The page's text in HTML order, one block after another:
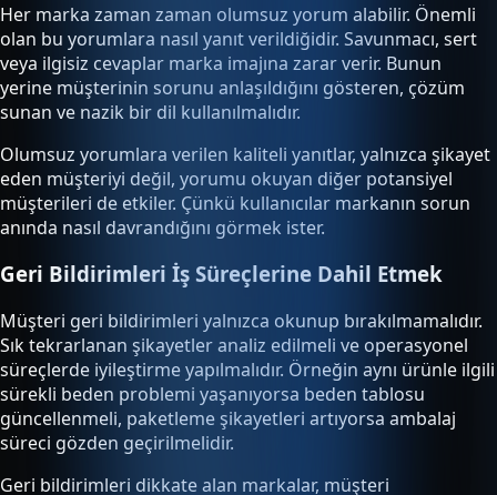
Her marka zaman zaman olumsuz yorum alabilir. Önemli
olan bu yorumlara nasıl yanıt verildiğidir. Savunmacı, sert
veya ilgisiz cevaplar marka imajına zarar verir. Bunun
yerine müşterinin sorunu anlaşıldığını gösteren, çözüm
sunan ve nazik bir dil kullanılmalıdır.
Olumsuz yorumlara verilen kaliteli yanıtlar, yalnızca şikayet
eden müşteriyi değil, yorumu okuyan diğer potansiyel
müşterileri de etkiler. Çünkü kullanıcılar markanın sorun
anında nasıl davrandığını görmek ister.
Geri Bildirimleri İş Süreçlerine Dahil Etmek
Müşteri geri bildirimleri yalnızca okunup bırakılmamalıdır.
Sık tekrarlanan şikayetler analiz edilmeli ve operasyonel
süreçlerde iyileştirme yapılmalıdır. Örneğin aynı ürünle ilgili
sürekli beden problemi yaşanıyorsa beden tablosu
güncellenmeli, paketleme şikayetleri artıyorsa ambalaj
süreci gözden geçirilmelidir.
Geri bildirimleri dikkate alan markalar, müşteri